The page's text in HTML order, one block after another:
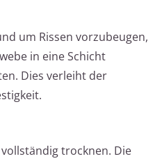
um Rissen vorzubeugen,
in eine Schicht
Dies verleiht der
trocknen. Die